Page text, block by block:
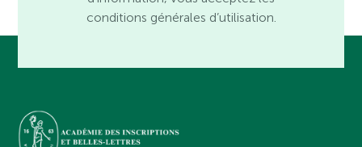
conditions générales d’utilisation.